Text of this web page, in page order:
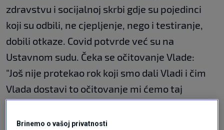
zdravstvu i socijalnoj skrbi gdje su pojedinci
koji su odbili, ne cjepljenje, nego i testiranje,
dobili otkaze. Covid potvrde već su na
Ustavnom sudu. Čeka se očitovanje Vlade:
"Još nije protekao rok koji smo dali Vladi i čim
Vlada dostavi to očitovanje mi ćemo taj
predmet uzet u razmatranje i ako još ne bude
traženja potrebnih mišljenja ili dokumentacije,
Brinemo o vašoj privatnosti